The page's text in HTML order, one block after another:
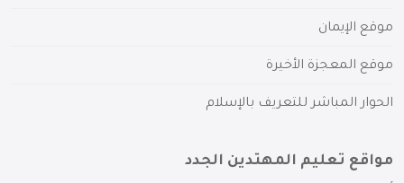
موقع الإيمان
موقع المعجزة الأخيرة
الحوار المباشر للتعريف بالإسلام
مواقع تعليم المهتدين الجدد